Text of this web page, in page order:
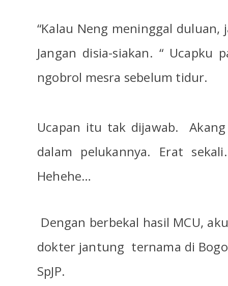
“Kalau Neng meninggal duluan,
Jangan disia-siakan. “ Ucapku
ngobrol mesra sebelum tidur.
Ucapan itu tak dijawab.
dalam pelukannya. Erat
Hehehe…
Dengan berbekal hasil MCU,
dokter jantung ternama di
SpJP.